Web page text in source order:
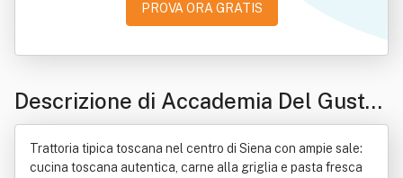
PROVA ORA GRATIS
Descrizione di Accademia Del Gusto
Srl
Trattoria tipica toscana nel centro di Siena con ampie sale:
cucina toscana autentica, carne alla griglia e pasta fresca